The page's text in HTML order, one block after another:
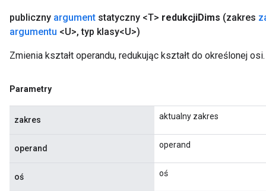
publiczny argument statyczny <T> redukcjiDims (zakres
argumentu <U>, typ klasy<U>)
Zmienia kształt operandu, redukując kształt do określonej osi.
Parametry
zakres aktualny zakres
operand operand
oś oś